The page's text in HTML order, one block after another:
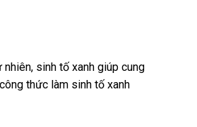
sinh tố xanh giúp cung
thức làm sinh tố xanh